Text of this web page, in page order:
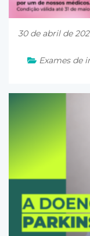
30 de abril de
Exames de